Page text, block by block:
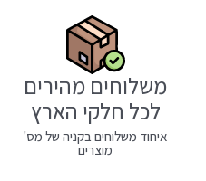
משלוחים מהירים
לכל חלקי הארץ
איחוד משלוחים בקניה של מס'
מוצרים